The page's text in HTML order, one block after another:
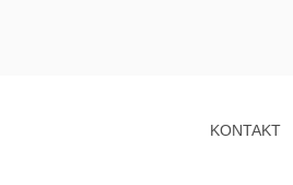
KONTAKT